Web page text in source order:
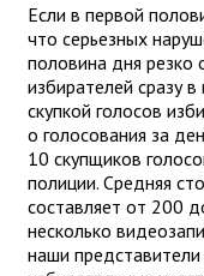
Если в первой
что серьезных
половина дня резко
избирателей сразу в
скупкой голосов
о голосования за
10 скупщиков
полиции. Средняя
составляет от 200
несколько
наши